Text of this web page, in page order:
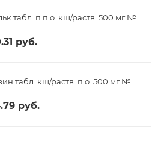
табл. п.п.о. кш/раств. 500 мг №
руб.
табл. кш/раств. п.о. 500 мг №
руб.